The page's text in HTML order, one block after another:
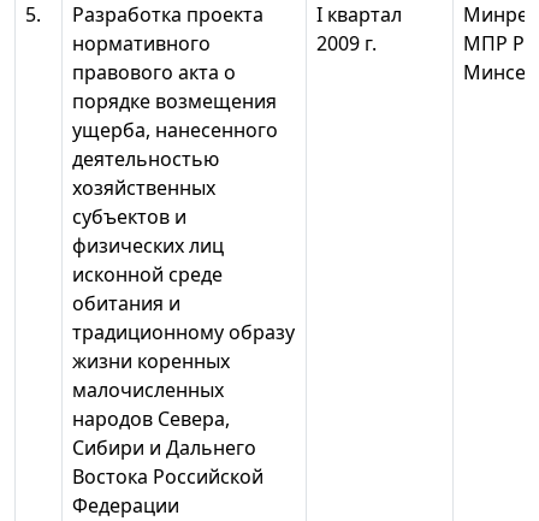
5.
Разработка проекта
нормативного
правового акта о
порядке возмещения
ущерба, нанесенного
деятельностью
хозяйственных
субъектов и
физических лиц
исконной среде
обитания и
традиционному образу
жизни коренных
малочисленных
народов Севера,
Сибири и Дальнего
Востока Российской
Федерации
I квартал
2009 г.
МПР